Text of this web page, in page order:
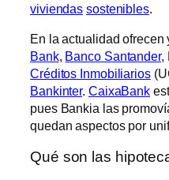
viviendas sostenibles.
En la actualidad
Bank, Banco Santander,
Créditos Inmobiliarios
Bankinter. CaixaBank
pues Bankia las
quedan aspectos por
Qué son las